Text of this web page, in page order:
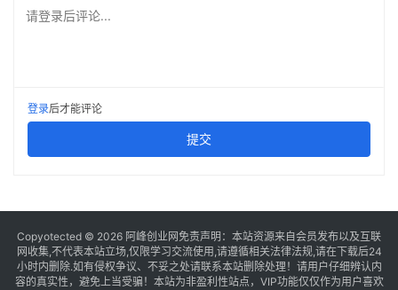
请登录后评论...
登录后才能评论
提交
Copyotected © 2026 阿峰创业网 免责声明：本站资源来自会员发布以及互联
网收集,不代表本站立场,仅限学习交流使用,请遵循相关法律法规,请在下载后24
小时内删除.如有侵权争议、不妥之处请联系本站删除处理！请用户仔细辨认内
容的真实性，避免上当受骗！本站为非盈利性站点，VIP功能仅仅作为用户喜欢